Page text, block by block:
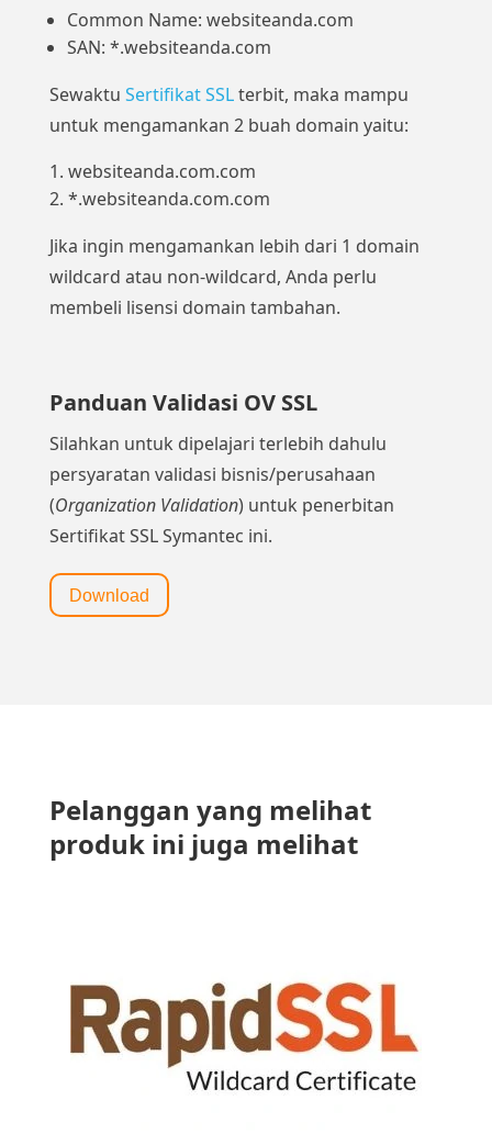
Common Name: websiteanda.com
SAN: *.websiteanda.com
Sewaktu Sertifikat SSLterbit, maka mampu
untuk mengamankan 2 buah domain yaitu:
websiteanda.com.com
*.websiteanda.com.com
Jika ingin mengamankan lebih dari 1 domain
wildcard atau non-wildcard, Anda perlu
membeli lisensi domain tambahan.
Panduan Validasi OV SSL
Silahkan untuk dipelajari terlebih dahulu
persyaratan validasi bisnis/perusahaan
(Organization Validation) untuk penerbitan
Sertifikat SSL Symantec ini.
Download
Pelanggan yang melihat
produk ini juga melihat